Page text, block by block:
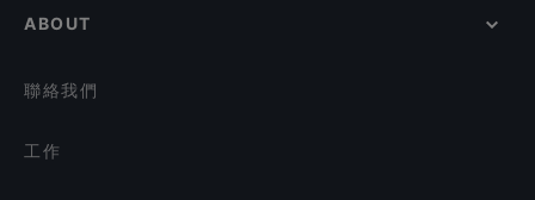
ABOUT
聯絡我們
工作